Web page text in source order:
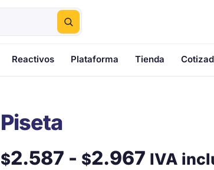
Reactivos Plataforma Tienda
Piseta
$2.587 - $2.967Rango
IVA